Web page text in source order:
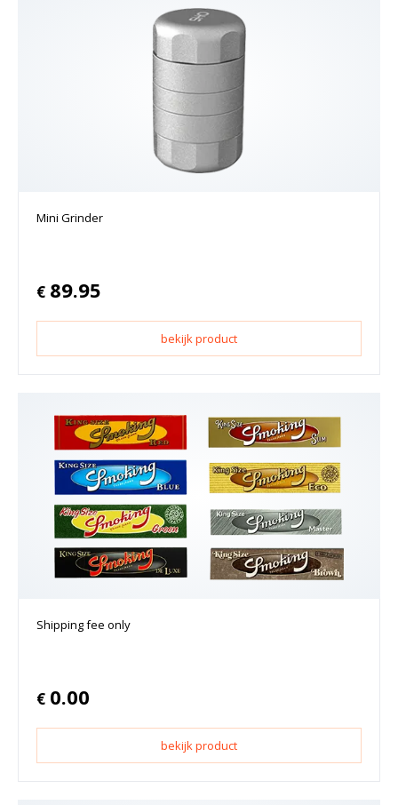
Mini Grinder
€ 89.95
bekijk product
Shipping fee only
€ 0.00
bekijk product